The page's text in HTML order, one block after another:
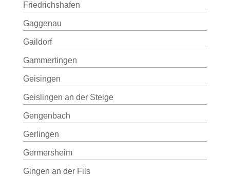
Friedrichshafen
Gaggenau
Gaildorf
Gammertingen
Geisingen
Geislingen an der Steige
Gengenbach
Gerlingen
Germersheim
Gingen an der Fils